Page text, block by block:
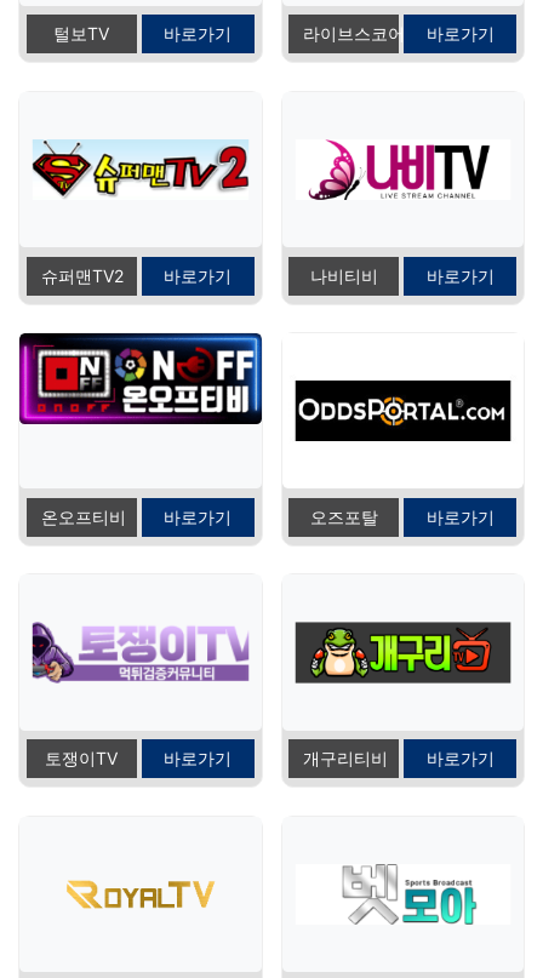
털보TV 바로가기 라이브스코어 바로가기
슈퍼맨TV2 바로가기 나비티비 바로가기
온오프티비 바로가기 오즈포탈 바로가기
토쟁이TV 바로가기 개구리티비 바로가기